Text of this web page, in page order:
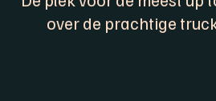
over de prachtige